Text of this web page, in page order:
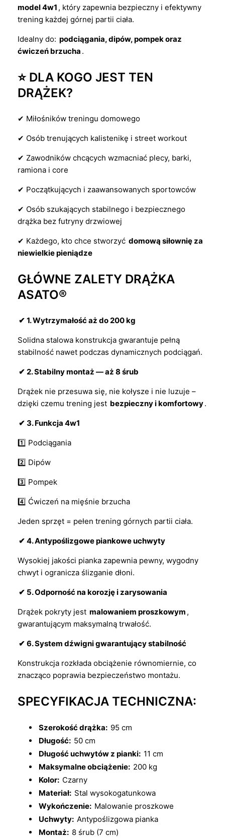
model 4w1 , który zapewnia bezpieczny i efektywny
trening każdej górnej partii ciała.
Idealny do: podciągania, dipów, pompek oraz
ćwiczeń brzucha .
⭐ DLA KOGO JEST TEN
DRĄŻEK?
✔ Miłośników treningu domowego
✔ Osób trenujących kalistenikę i street workout
✔ Zawodników chcących wzmacniać plecy, barki,
ramiona i core
✔ Początkujących i zaawansowanych sportowców
✔ Osób szukających stabilnego i bezpiecznego
drążka bez futryny drzwiowej
✔ Każdego, kto chce stworzyć domową siłownię za
niewielkie pieniądze
GŁÓWNE ZALETY DRĄŻKA
ASATO®
✔ 1. Wytrzymałość aż do 200 kg
Solidna stalowa konstrukcja gwarantuje pełną
stabilność nawet podczas dynamicznych podciągań.
✔ 2. Stabilny montaż — aż 8 śrub
Drążek nie przesuwa się, nie kołysze i nie luzuje –
dzięki czemu trening jest bezpieczny i komfortowy.
✔ 3. Funkcja 4w1
1️⃣ Podciągania
2️⃣ Dipów
3️⃣ Pompek
4️⃣ Ćwiczeń na mięśnie brzucha
Jeden sprzęt = pełen trening górnych partii ciała.
✔ 4. Antypoślizgowe piankowe uchwyty
Wysokiej jakości pianka zapewnia pewny, wygodny
chwyt i ogranicza ślizganie dłoni.
✔ 5. Odporność na korozję i zarysowania
Drążek pokryty jest malowaniem proszkowym ,
gwarantującym maksymalną trwałość.
✔ 6. System dźwigni gwarantujący stabilność
Konstrukcja rozkłada obciążenie równomiernie, co
znacząco poprawia bezpieczeństwo montażu.
SPECYFIKACJA TECHNICZNA:
Szerokość drążka: 95 cm
Długość: 50 cm
Długość uchwytów z pianki: 11 cm
Maksymalne obciążenie: 200 kg
Kolor: Czarny
Materiał: Stal wysokogatunkowa
Wykończenie: Malowanie proszkowe
Uchwyty: Antypoślizgowa pianka
Montaż: 8 śrub (7 cm)